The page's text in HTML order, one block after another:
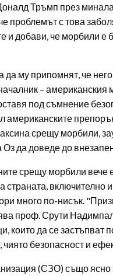
Тръмп през
проблемът с това
и добави, че морбили е
му припомнят, че
–
под съмнение
американските
срещу морбили,
да доведе до
срещу морбили вече
страната, включително
много по-нисък.
проф. Срути
които да се застъпват
безопасност и
(СЗО) също ясно